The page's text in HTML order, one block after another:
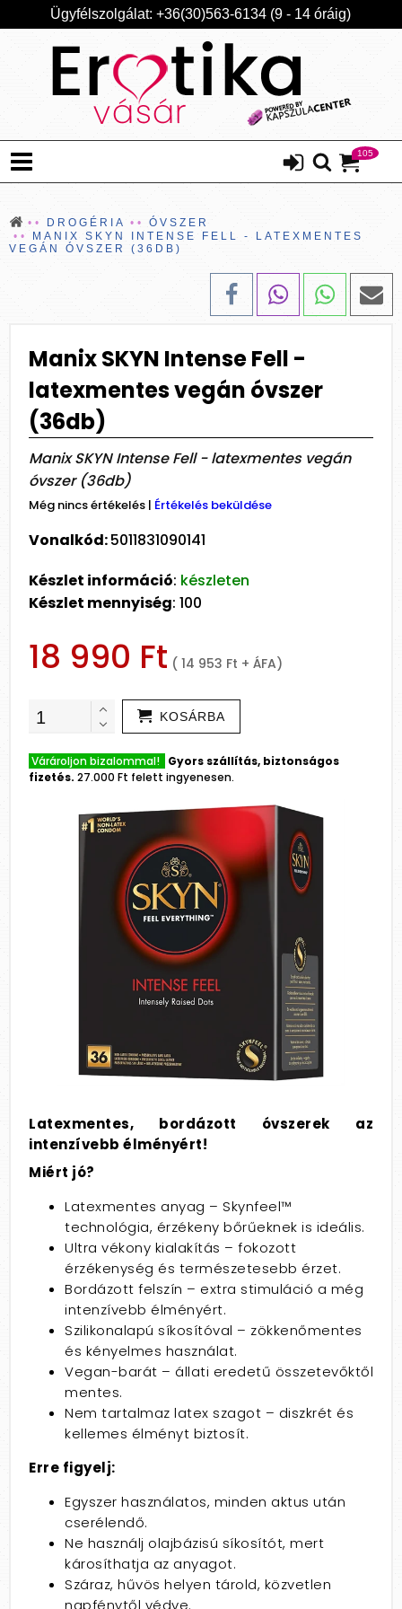
Ügyfélszolgálat: +36(30)563-6134 (9 - 14 óráig)
105
DROGÉRIA
ÓVSZER
MANIX SKYN INTENSE FELL - LATEXMENTES
VEGÁN ÓVSZER (36DB)
Manix SKYN Intense Fell -
latexmentes vegán óvszer
(36db)
Manix SKYN Intense Fell - latexmentes vegán
óvszer (36db)
Még nincs értékelés | Értékelés beküldése
Vonalkód:5011831090141
Készlet információ: készleten
Készlet mennyiség: 100
18 990 Ft ( 14 953 Ft + ÁFA)
KOSÁRBA
Várároljon bizalommal! Gyors szállítás, biztonságos
fizetés. 27.000 Ft felett ingyenesen.
Latexmentes, bordázott óvszerek az
intenzívebb élményért!
Miért jó?
Latexmentes anyag – Skynfeel™
technológia, érzékeny bőrűeknek is ideális.
Ultra vékony kialakítás – fokozott
érzékenység és természetesebb érzet.
Bordázott felszín – extra stimuláció a még
intenzívebb élményért.
Szilikonalapú síkosítóval – zökkenőmentes
és kényelmes használat.
Vegan-barát – állati eredetű összetevőktől
mentes.
Nem tartalmaz latex szagot – diszkrét és
kellemes élményt biztosít.
Erre figyelj:
Egyszer használatos, minden aktus után
cserélendő.
Ne használj olajbázisú síkosítót, mert
károsíthatja az anyagot.
Száraz, hűvös helyen tárold, közvetlen
napfénytől védve.